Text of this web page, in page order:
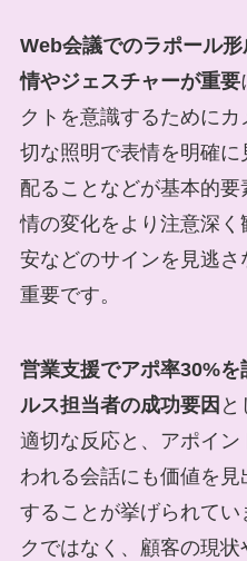
Web会議でのラポール
情やジェスチャーが重要
クトを意識するために
切な照明で表情を明確
配ることなどが基本的
情の変化をより注意深
安などのサインを見逃
重要です。
営業支援でアポ率30%
ルス担当者の成功要因
適切な反応と、アポイ
われる会話にも価値を
することが挙げられて
クではなく、顧客の現